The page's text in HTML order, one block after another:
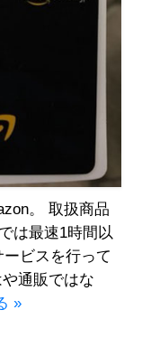
。 取扱商品
は最速1時間以
ビスを行って
通販ではな
»